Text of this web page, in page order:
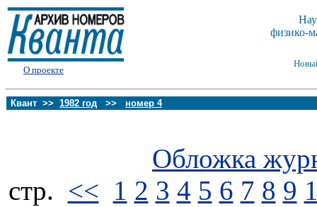
О проекте
физико-
Квант >> 1982 год >> номер 4
Обложка
стp. << 1 2 3 4 5 6 7 8 9